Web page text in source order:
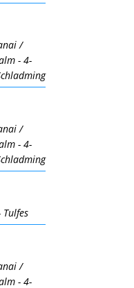
/
- 4-
/
- 4-
Tulfes
/
- 4-